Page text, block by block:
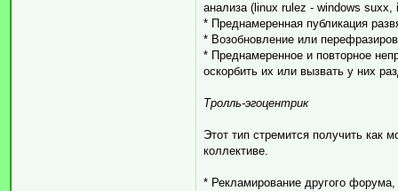
анализа (linux rulez - windows
* Преднамеренная публикация
* Возобновление или
* Преднамеренное и повторное
оскорбить их или вызвать у них
Тролль-эгоцентрик
Этот тип стремится получить как
коллективе.
* Рекламирование другого